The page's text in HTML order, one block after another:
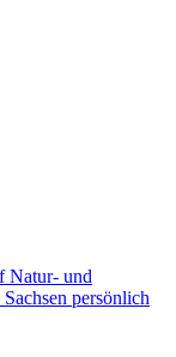
Natur- und
persönlich